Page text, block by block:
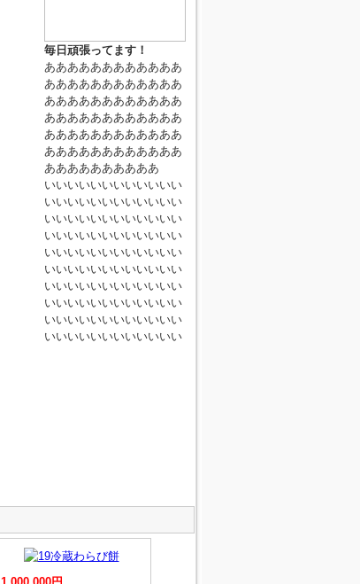
毎日頑張ってます！
ああああああああああああ
ああああああああああああ
ああああああああああああ
ああああああああああああ
ああああああああああああ
ああああああああああああ
ああああああああああ
いいいいいいいいいいいい
いいいいいいいいいいいい
いいいいいいいいいいいい
いいいいいいいいいいいい
いいいいいいいいいいいい
いいいいいいいいいいいい
いいいいいいいいいいいい
いいいいいいいいいいいい
いいいいいいいいいいいい
いいいいいいいいいいいい